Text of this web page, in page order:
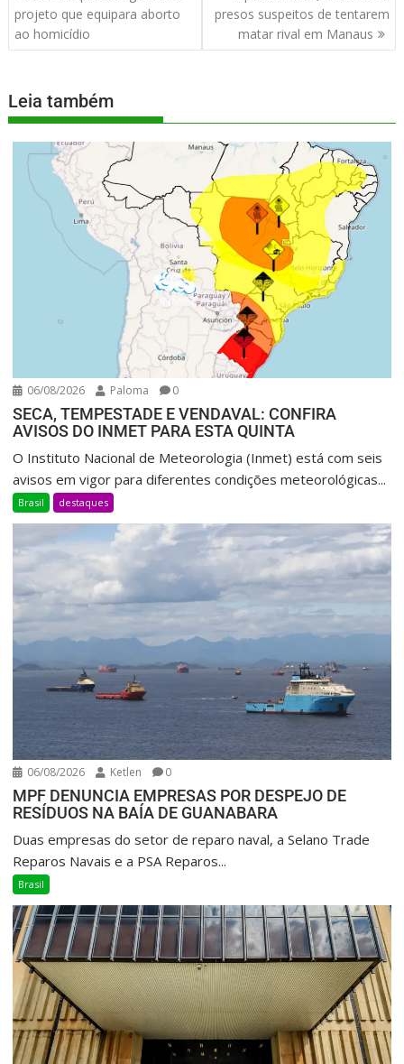
projeto que equipara aborto
ao homicídio
presos suspeitos de tentarem
matar rival em Manaus
Leia também
06/08/2026 Paloma 0
SECA, TEMPESTADE E VENDAVAL: CONFIRA
AVISOS DO INMET PARA ESTA QUINTA
O Instituto Nacional de Meteorologia (Inmet) está com seis
avisos em vigor para diferentes condições meteorológicas...
Brasil destaques
06/08/2026 Ketlen 0
MPF DENUNCIA EMPRESAS POR DESPEJO DE
RESÍDUOS NA BAÍA DE GUANABARA
Duas empresas do setor de reparo naval, a Selano Trade
Reparos Navais e a PSA Reparos...
Brasil